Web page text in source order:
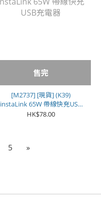
售完
[M2737] [現貨] (K39)
instaLink 65W 帶線快充USB
充電器
HK$78.00
5 »